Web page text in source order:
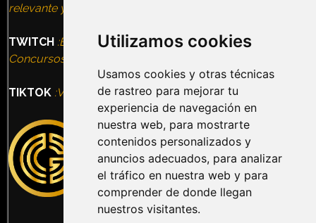
Utilizamos cookies
Usamos cookies y otras técnicas
de rastreo para mejorar tu
experiencia de navegación en
nuestra web, para mostrarte
contenidos personalizados y
anuncios adecuados, para analizar
el tráfico en nuestra web y para
comprender de donde llegan
nuestros visitantes.
relevante y todas nuestras Experiencias
TWITCH :Entrevistas, Terror Nights, VideoJuegos,
Concursos, Eventos
TIKTOK :Vídeos, Humor, Información, Ocio alternativo